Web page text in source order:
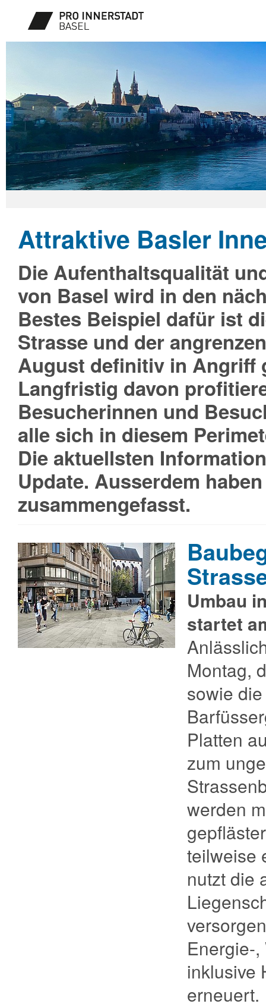
Attraktive Basler
Die Aufenthaltsqualität
von Basel wird in den
Bestes Beispiel dafür ist
Strasse und der
August definitiv in Angriff
Langfristig davon
Besucherinnen und
alle sich in diesem
Die aktuellsten
Update. Ausserdem
zusammengefasst.
Umbau
startet
Montag,
sowie
Platten
zum
werden
teilweise
nutzt die
Energie-
inklusive
erneuert.